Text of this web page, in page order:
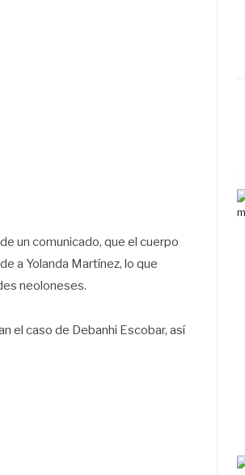
un comunicado, que el cuerpo
a Yolanda Martínez, lo que
neoloneses.
el caso de Debanhi Escobar, así